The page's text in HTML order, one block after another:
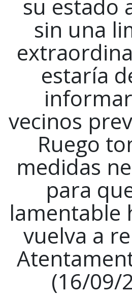
su estado
sin una
estaría
vecinos
Ruego
medidas
para
lamentable
vuelva a
(16/09/